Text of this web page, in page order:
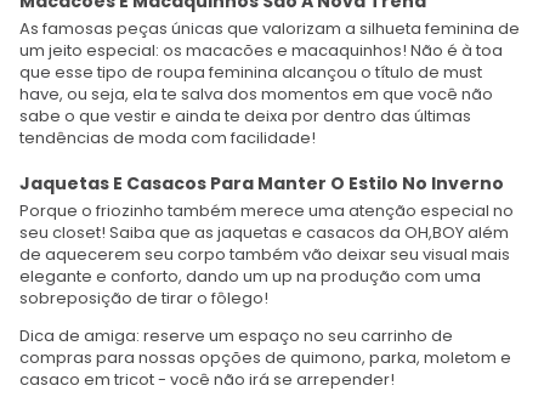
As famosas peças únicas que valorizam a silhueta feminina de
um jeito especial: os macacões e macaquinhos! Não é à toa
que esse tipo de roupa feminina alcançou o título de must
have, ou seja, ela te salva dos momentos em que você não
sabe o que vestir e ainda te deixa por dentro das últimas
tendências de moda com facilidade!
Jaquetas E Casacos Para Manter O Estilo No Inverno
Porque o friozinho também merece uma atenção especial no
seu closet! Saiba que as jaquetas e casacos da OH,BOY além
de aquecerem seu corpo também vão deixar seu visual mais
elegante e conforto, dando um up na produção com uma
sobreposição de tirar o fôlego!
Dica de amiga: reserve um espaço no seu carrinho de
compras para nossas opções de quimono, parka, moletom e
casaco em tricot - você não irá se arrepender!